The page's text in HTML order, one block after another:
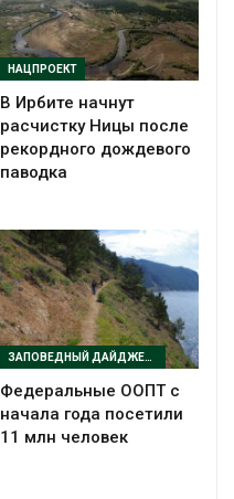
НАЦПРОЕКТ
В Ирбите начнут
расчистку Ницы после
рекордного дождевого
паводка
ЗАПОВЕДНЫЙ ДАЙДЖЕСТ
Федеральные ООПТ с
начала года посетили
11 млн человек